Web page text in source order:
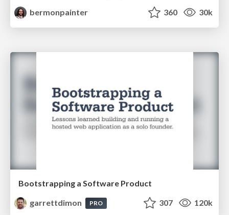
bermonpainter
360 30k
Bootstrapping a Software Product
garrettdimon
PRO 307 120k